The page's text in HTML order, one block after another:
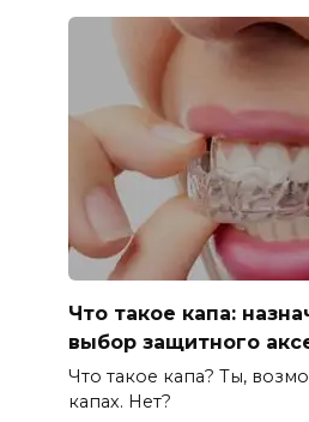
Что такое капа:
выбор защитного
Что такое капа? Ты,
капах. Нет?